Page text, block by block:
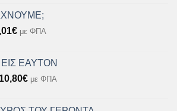
τιμή
είναι:
€Η
είναι:
8,01€.
με ΦΠΑ
ΕΑΥΤΟΝ
Original
10,80€Ημε ΦΠΑ